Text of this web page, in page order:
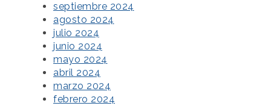
septiembre 2024
agosto 2024
julio 2024
junio 2024
mayo 2024
abril 2024
marzo 2024
febrero 2024